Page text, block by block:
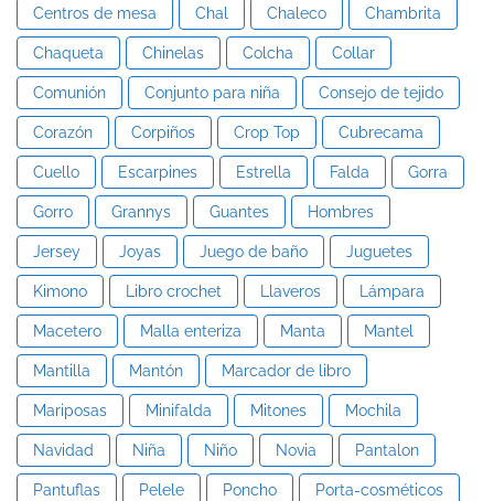
Centros de mesa Chal Chaleco Chambrita
Chaqueta Chinelas Colcha Collar
Comunión Conjunto para niña Consejo de tejido
Corazón Corpiños Crop Top Cubrecama
Cuello Escarpines Estrella Falda Gorra
Gorro Grannys Guantes Hombres
Jersey Joyas Juego de baño Juguetes
Kimono Libro crochet Llaveros Lámpara
Macetero Malla enteriza Manta Mantel
Mantilla Mantón Marcador de libro
Mariposas Minifalda Mitones Mochila
Navidad Niña Niño Novia Pantalon
Pantuflas Pelele Poncho Porta-cosméticos